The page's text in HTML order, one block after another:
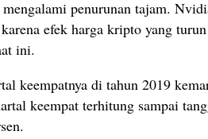
penurunan tajam.
efek harga kripto yang
ini.
keempatnya di tahun 2019
keempat terhitung sampai